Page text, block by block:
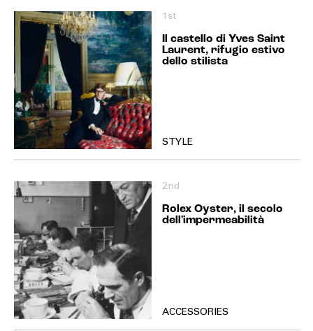
1st
Il castello di Yves Saint
Laurent, rifugio estivo
dello stilista
STYLE
2nd
Rolex Oyster, il secolo
dell'impermeabilità
ACCESSORIES